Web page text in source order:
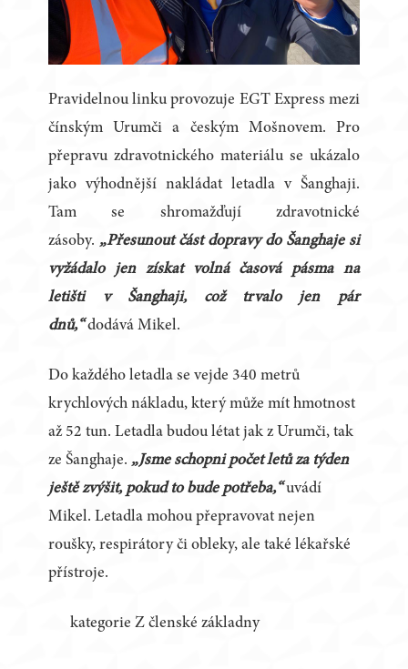
Pravidelnou linku provozuje EGT Express mezi
čínským Urumči a českým Mošnovem. Pro
přepravu zdravotnického materiálu se ukázalo
jako výhodnější nakládat letadla v Šanghaji.
Tam se shromažďují zdravotnické
zásoby. „Přesunout část dopravy do Šanghaje si
vyžádalo jen získat volná časová pásma na
letišti v Šanghaji, což trvalo jen pár
dnů,“dodává Mikel.
Do každého letadla se vejde 340 metrů
krychlových nákladu, který může mít hmotnost
až 52 tun. Letadla budou létat jak z Urumči, tak
ze Šanghaje. „Jsme schopni počet letů za týden
ještě zvýšit, pokud to bude potřeba,“ uvádí
Mikel. Letadla mohou přepravovat nejen
roušky, respirátory či obleky, ale také lékařské
přístroje.
kategorie Z členské základny